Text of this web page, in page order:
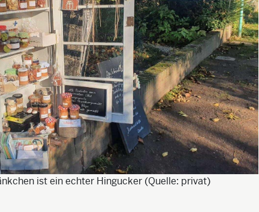
ist ein echter Hingucker (Quelle: privat)